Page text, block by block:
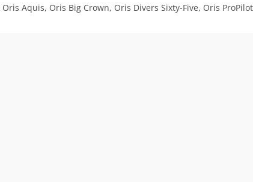
Oris Aquis, Oris Big Crown, Oris Divers Sixty-Five, Oris